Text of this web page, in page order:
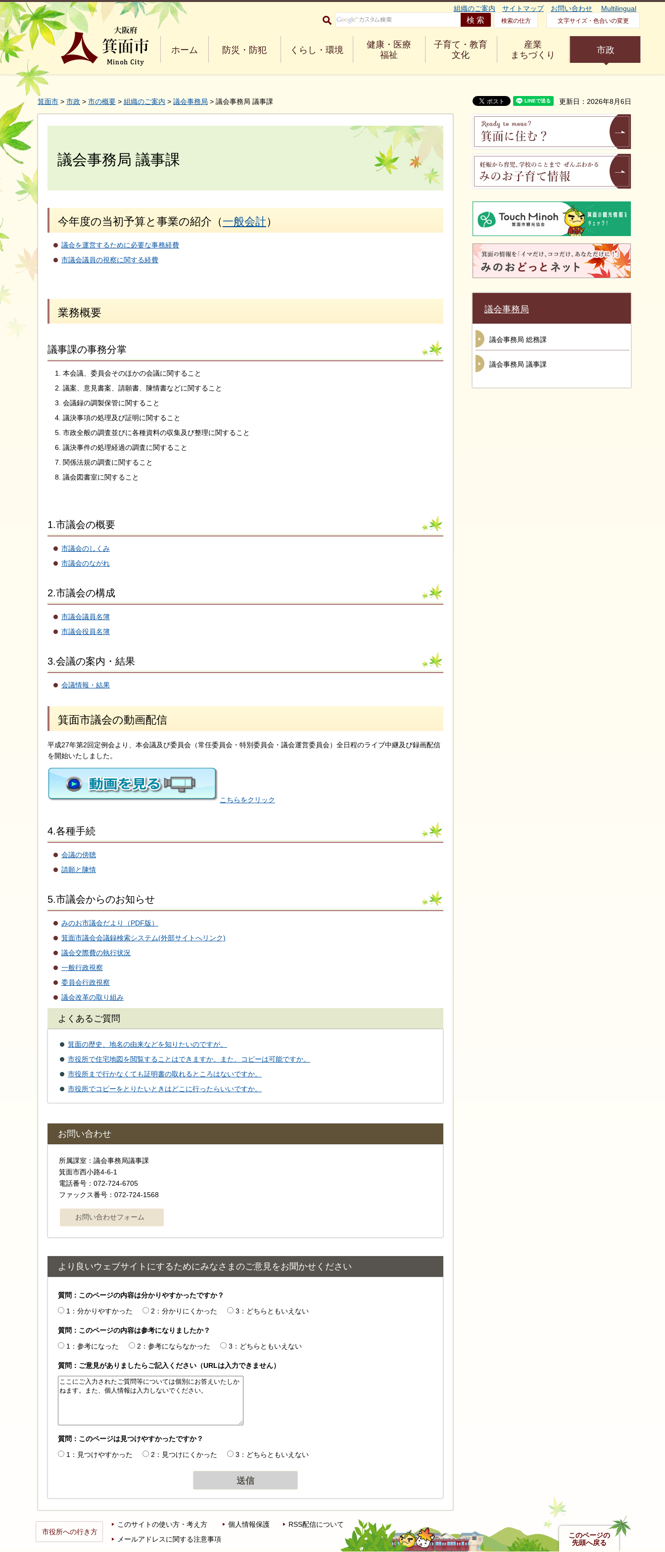
大阪府箕面市 Minoh City
組織のご案内 サイトマップ お問い合わせ Multilingual
検索の仕方 文字サイズ・色合いの変更
ホーム 防災・防犯 くらし・環境
健康・医療
福祉
子育て・教育
文化
産業
まちづくり
市政
箕面市 > 市政 > 市の概要 > 組織のご案内 > 議会事務局 > 議会事務局 議事課 更新日：2026年8月6日
議会事務局 議事課
今年度の当初予算と事業の紹介（一般会計）
議会を運営するために必要な事務経費
市議会議員の視察に関する経費
業務概要
議事課の事務分掌
本会議、委員会そのほかの会議に関すること
議案、意見書案、請願書、陳情書などに関すること
会議録の調製保管に関すること
議決事項の処理及び証明に関すること
市政全般の調査並びに各種資料の収集及び整理に関すること
議決事件の処理経過の調査に関すること
関係法規の調査に関すること
議会図書室に関すること
1.市議会の概要
市議会のしくみ
市議会のながれ
2.市議会の構成
市議会議員名簿
市議会役員名簿
3.会議の案内・結果
会議情報・結果
箕面市議会の動画配信
平成27年第2回定例会より、本会議及び委員会（常任委員会・特別委員会・議会運営委員会）全日程のライブ中継及び録画配信
を開始いたしました。
こちらをクリック
4.各種手続
会議の傍聴
請願と陳情
5.市議会からのお知らせ
みのお市議会だより（PDF版）
箕面市議会会議録検索システム(外部サイトへリンク)
議会交際費の執行状況
一般行政視察
委員会行政視察
議会改革の取り組み
よくあるご質問
箕面の歴史、地名の由来などを知りたいのですが。
市役所で住宅地図を閲覧することはできますか。また、コピーは可能ですか。
市役所まで行かなくても証明書の取れるところはないですか。
市役所でコピーをとりたいときはどこに行ったらいいですか。
お問い合わせ
所属課室：議会事務局議事課
箕面市西小路4‐6‐1
電話番号：072-724-6705
ファックス番号：072-724-1568
より良いウェブサイトにするためにみなさまのご意見をお聞かせください
質問：このページの内容は分かりやすかったですか？
1：分かりやすかった
2：分かりにくかった 3：どちらともいえない
質問：このページの内容は参考になりましたか？
1：参考になった
2：参考にならなかった 3：どちらともいえない
質問：ご意見がありましたらご記入ください（URLは入力できません）
質問：このページは見つけやすかったですか？
1：見つけやすかった
2：見つけにくかった 3：どちらともいえない
議会事務局
議会事務局 総務課
議会事務局 議事課
このページの
先頭へ戻る
市役所への行き方
このサイトの使い方・考え方 個人情報保護
RSS配信について
メールアドレスに関する注意事項